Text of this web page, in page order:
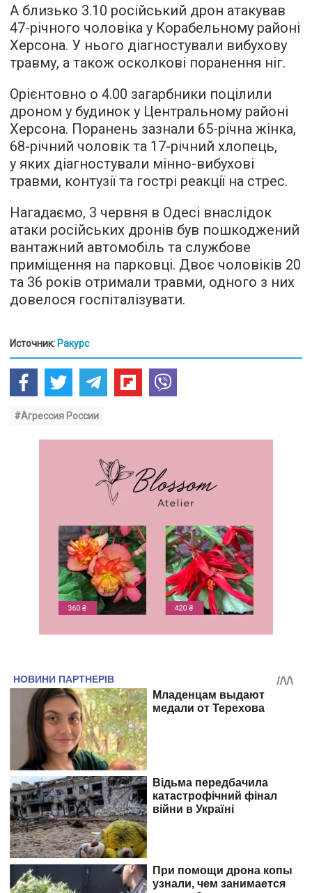
А близько 3.10 російський дрон атакував
47-річного чоловіка у Корабельному районі
Херсона. У нього діагностували вибухову
травму, а також осколкові поранення ніг.
Орієнтовно о 4.00 загарбники поцілили
дроном у будинок у Центральному районі
Херсона. Поранень зазнали 65-річна жінка,
68-річний чоловік та 17-річний хлопець,
у яких діагностували мінно-вибухові
травми, контузії та гострі реакції на стрес.
Нагадаємо, 3 червня в Одесі внаслідок
атаки російських дронів був пошкоджений
вантажний автомобіль та службове
приміщення на парковці. Двоє чоловіків 20
та 36 років отримали травми, одного з них
довелося госпіталізувати.
Источник: Ракурс
#Агрессия России